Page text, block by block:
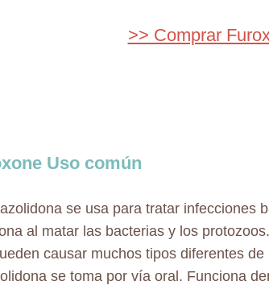
>> Comprar
Uso común
se usa para tratar infecciones
al matar las bacterias y los
causar muchos tipos diferentes
se toma por vía oral. Funciona